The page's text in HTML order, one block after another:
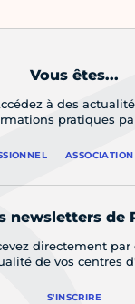
Vous êtes...
à des
pratiques
ASSOCIATION
newsletters de
directement par
de vos centres
S'INSCRIRE